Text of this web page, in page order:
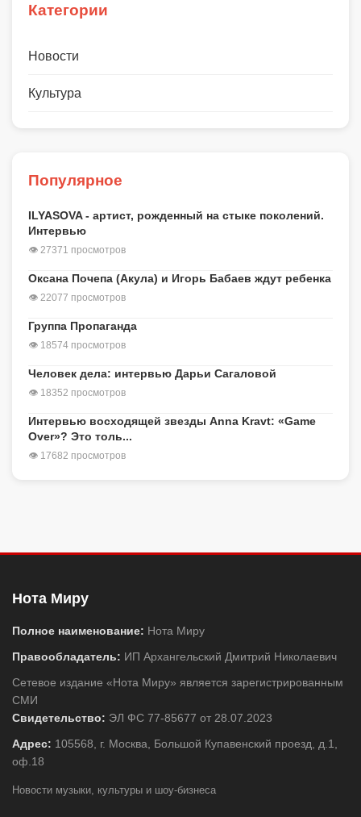
Категории
Новости
Культура
Популярное
ILYASOVA - артист, рожденный на стыке поколений.
Интервью
👁 27371 просмотров
Оксана Почепа (Акула) и Игорь Бабаев ждут ребенка
👁 22077 просмотров
Группа Пропаганда
👁 18574 просмотров
Человек дела: интервью Дарьи Сагаловой
👁 18352 просмотров
Интервью восходящей звезды Anna Kravt: «Game
Over»? Это толь...
👁 17682 просмотров
Нота Миру
Полное наименование: Нота Миру
Правообладатель: ИП Архангельский Дмитрий Николаевич
Сетевое издание «Нота Миру» является зарегистрированным
СМИ
Свидетельство: ЭЛ ФС 77-85677 от 28.07.2023
Адрес: 105568, г. Москва, Большой Купавенский проезд, д.1,
оф.18
Новости музыки, культуры и шоу-бизнеса